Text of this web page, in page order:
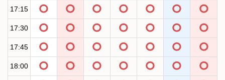
17:15
17:30
17:45
18:00